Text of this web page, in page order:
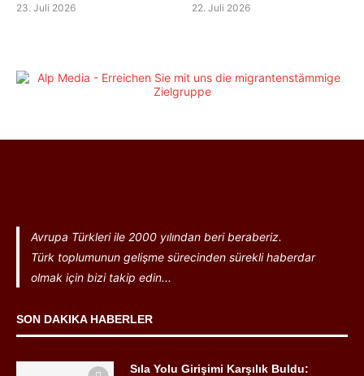
23. Juli 2026 22. Juli 2026
Avrupa Türkleri ile 2000 yılından beri beraberiz.
Türk toplumunun gelişme sürecinden sürekli haberdar
olmak için bizi takip edin...
SON DAKIKA HABERLER
Sıla Yolu Girişimi Karşılık Buldu: